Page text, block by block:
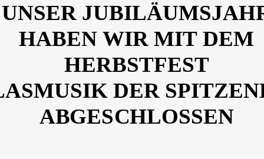
UNSER
HABEN WIR MIT DEM
HERBSTFEST
DER
ABGESCHLOSSEN
UNSER
HABEN WIR MIT DEM
HERBSTFEST
DER
ABGESCHLOSSEN